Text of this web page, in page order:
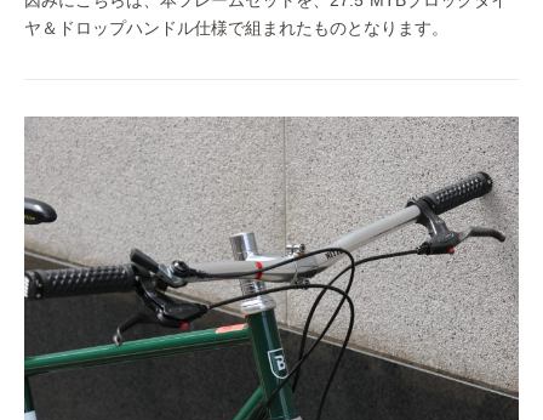
ヤ＆ドロップハンドル仕様で組まれたものとなります。